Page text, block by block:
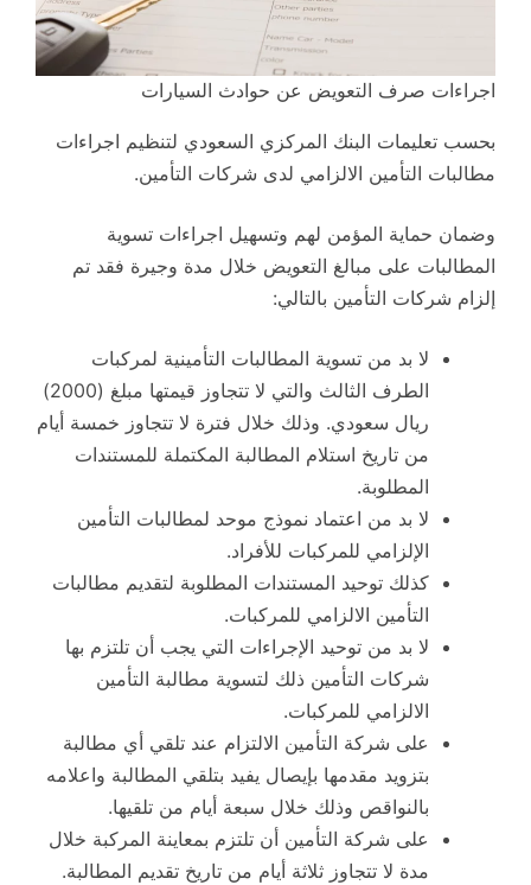
اجراءات صرف التعويض عن حوادث السيارات
بحسب تعليمات البنك المركزي السعودي لتنظيم اجراءات
مطالبات التأمين الالزامي لدى شركات التأمين.
وضمان حماية المؤمن لهم وتسهيل اجراءات تسوية
المطالبات على مبالغ التعويض خلال مدة وجيرة فقد تم
إلزام شركات التأمين بالتالي:
لا بد من تسوية المطالبات التأمينية لمركبات
الطرف الثالث والتي لا تتجاوز قيمتها مبلغ (2000)
ريال سعودي. وذلك خلال فترة لا تتجاوز خمسة أيام
من تاريخ استلام المطالبة المكتملة للمستندات
المطلوبة.
لا بد من اعتماد نموذج موحد لمطالبات التأمين
الإلزامي للمركبات للأفراد.
كذلك توحيد المستندات المطلوبة لتقديم مطالبات
التأمين الالزامي للمركبات.
لا بد من توحيد الإجراءات التي يجب أن تلتزم بها
شركات التأمين ذلك لتسوية مطالبة التأمين
الالزامي للمركبات.
على شركة التأمين الالتزام عند تلقي أي مطالبة
بتزويد مقدمها بإيصال يفيد بتلقي المطالبة واعلامه
بالنواقص وذلك خلال سبعة أيام من تلقيها.
على شركة التأمين أن تلتزم بمعاينة المركبة خلال
مدة لا تتجاوز ثلاثة أيام من تاريخ تقديم المطالبة.